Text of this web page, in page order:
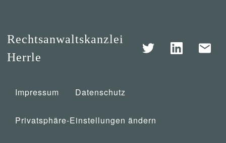
Rechtsanwaltskanzlei
Herrle
Impressum Datenschutz
Privatsphäre-Einstellungen ändern